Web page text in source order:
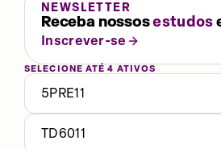
NEWSLETTER
Receba nossosestudos
Inscrever-se
SELECIONE ATÉ 4 ATIVOS
5PRE11
TD6011